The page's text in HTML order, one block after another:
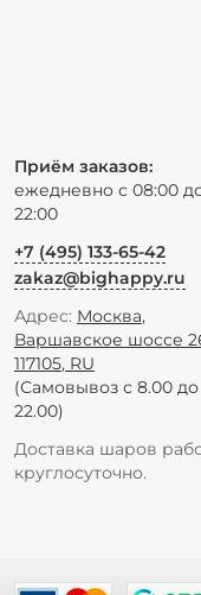
Приём заказов:
ежедневно с 08:00
22:00
+7 (495) 133-65-42
zakaz@bighappy.ru
Адрес: Москва,
Варшавское шоссе
117105, RU
(Самовывоз с 8.00 до
22.00)
Доставка шаров
круглосуточно.